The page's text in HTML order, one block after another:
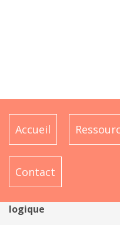
Accueil
Contact
logique